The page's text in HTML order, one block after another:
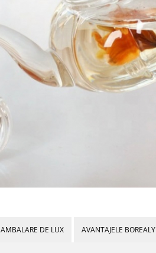
AMBALARE DE LUX AVANTAJELE BOREALY